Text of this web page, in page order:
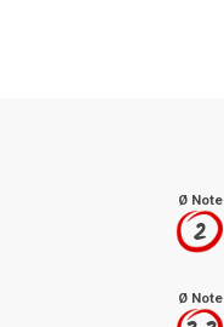
Ø Note
2
Ø Note